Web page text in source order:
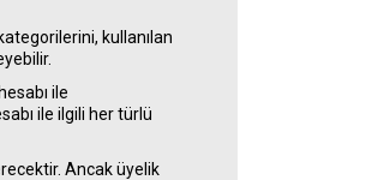
kullanılan
ile
ile ilgili her türlü
Ancak üyelik